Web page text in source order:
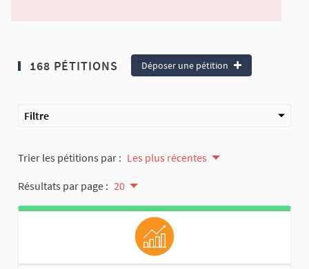
168 PÉTITIONS Déposer une pétition
Filtre
Trier les pétitions par : Les plus récentes
Résultats par page : 20